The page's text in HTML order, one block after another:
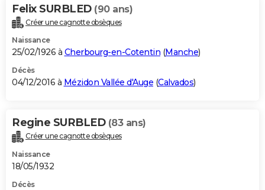
Felix SURBLED (90 ans)
Créer une cagnotte obsèques
Naissance
25/02/1926 à Cherbourg-en-Cotentin (Manche)
Décès
04/12/2016 à Mézidon Vallée d'Auge (Calvados)
Regine SURBLED (83 ans)
Créer une cagnotte obsèques
Naissance
18/05/1932
Décès